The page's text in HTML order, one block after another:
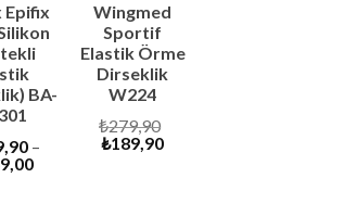
Epifix
BA-
–
Wingmed
Sportif
Elastik Örme
Dirseklik
W224
₺279,90
₺189,90Current